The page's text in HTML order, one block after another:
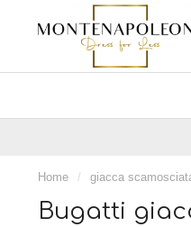
Home / giacca
Bugatti